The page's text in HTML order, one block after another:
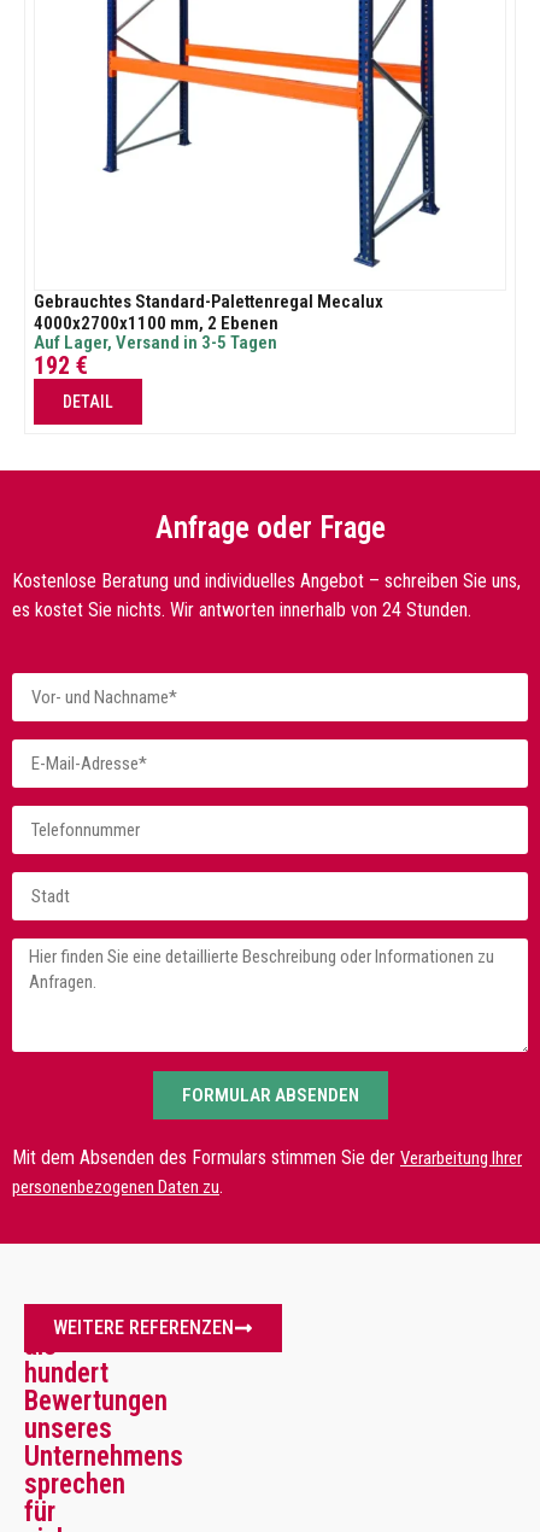
Gebrauchtes Standard-Palettenregal Mecalux
4000x2700x1100 mm, 2 Ebenen
Auf Lager, Versand in 3-5 Tagen
192 €
DETAIL
Anfrage oder Frage
Kostenlose Beratung und individuelles Angebot – schreiben Sie uns,
es kostet Sie nichts. Wir antworten innerhalb von 24 Stunden.
FORMULAR ABSENDEN
Mit dem Absenden des Formulars stimmen Sie der Verarbeitung Ihrer
personenbezogenen Daten zu.
Mehr
als
hundert
Bewertungen
unseres
Unternehmens
sprechen
für
WEITERE REFERENZEN